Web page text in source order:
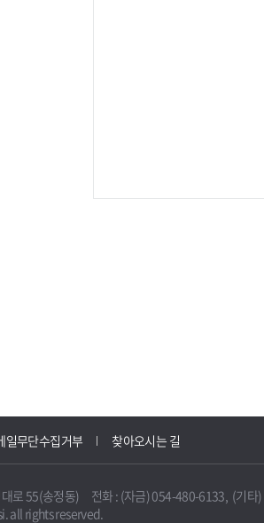
일무단수집거부 찾아오시는 길
대로 55(송정동) 전화 : (자금) 054-480-6133, (기타
all rights reserved.